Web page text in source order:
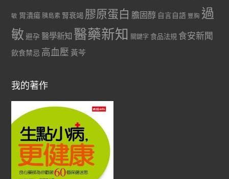
敏 胃潰瘍 胰島素 腎衰竭 膠原蛋白 膽固醇 自言自語 豐胸 過
敏 避孕 醫學新知 醫藥新知 關鍵字 食品法規 食安新聞
飲食禁忌 高血壓 黃芩
我的著作